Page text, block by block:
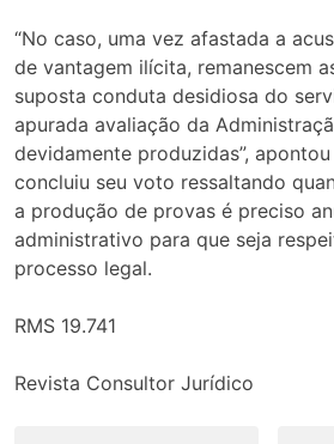
“No caso, uma vez afastada a
de vantagem ilícita, remanescem
suposta conduta desidiosa do
apurada avaliação da
devidamente produzidas”,
concluiu seu voto ressaltando
a produção de provas é preciso
administrativo para que seja
processo legal.
RMS 19.741
Revista Consultor Jurídico